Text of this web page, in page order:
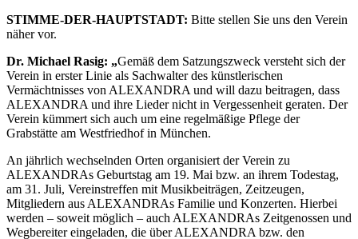
STIMME-DER-HAUPTSTADT: Bitte stellen Sie uns den Verein
näher vor.
Dr. Michael Rasig: „Gemäß dem Satzungszweck versteht sich der
Verein in erster Linie als Sachwalter des künstlerischen
Vermächtnisses von ALEXANDRA und will dazu beitragen, dass
ALEXANDRA und ihre Lieder nicht in Vergessenheit geraten. Der
Verein kümmert sich auch um eine regelmäßige Pflege der
Grabstätte am Westfriedhof in München.
An jährlich wechselnden Orten organisiert der Verein zu
ALEXANDRAs Geburtstag am 19. Mai bzw. an ihrem Todestag,
am 31. Juli, Vereinstreffen mit Musikbeiträgen, Zeitzeugen,
Mitgliedern aus ALEXANDRAs Familie und Konzerten. Hierbei
werden – soweit möglich – auch ALEXANDRAs Zeitgenossen und
Wegbereiter eingeladen, die über ALEXANDRA bzw. den